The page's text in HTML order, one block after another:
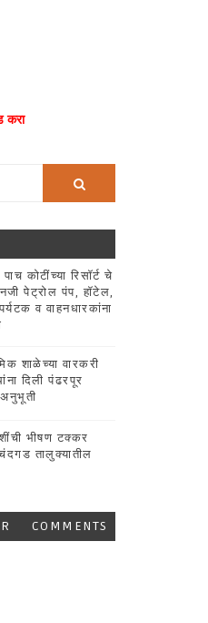
करा
पाच कोटींच्या रिसॉर्ट चे
पेट्रोल पंप, हॉटेल,
व वाहनधारकांना
शाळेच्या वारकरी
दिली पंढरपूर
अनुभूती
भीषण टक्कर
तालुक्यातील
COMMENTS